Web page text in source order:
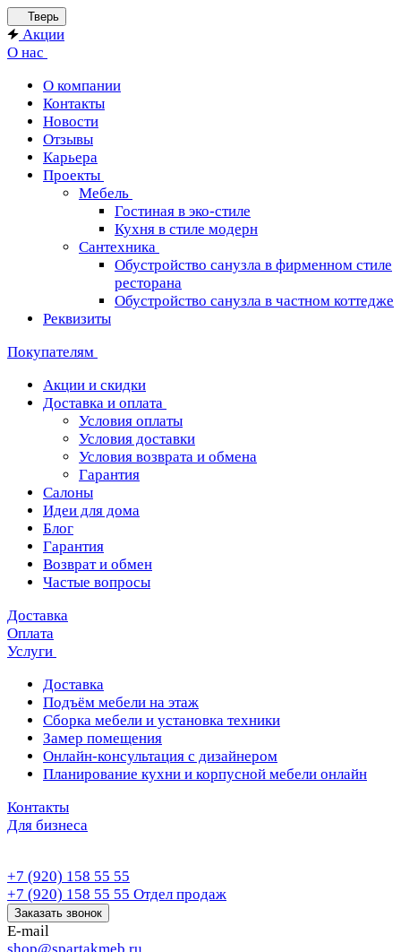
Тверь
Акции
О нас
О компании
Контакты
Новости
Отзывы
Карьера
Проекты
Мебель
Гостиная в эко-стиле
Кухня в стиле модерн
Сантехника
Обустройство санузла в фирменном стиле
ресторана
Обустройство санузла в частном коттедже
Реквизиты
Покупателям
Акции и скидки
Доставка и оплата
Условия оплаты
Условия доставки
Условия возврата и обмена
Гарантия
Салоны
Идеи для дома
Блог
Гарантия
Возврат и обмен
Частые вопросы
Доставка
Оплата
Услуги
Доставка
Подъём мебели на этаж
Сборка мебели и установка техники
Замер помещения
Онлайн-консультация с дизайнером
Планирование кухни и корпусной мебели онлайн
Контакты
Для бизнеса
+7 (920) 158 55 55
+7 (920) 158 55 55 Отдел продаж
Заказать звонок
E-mail